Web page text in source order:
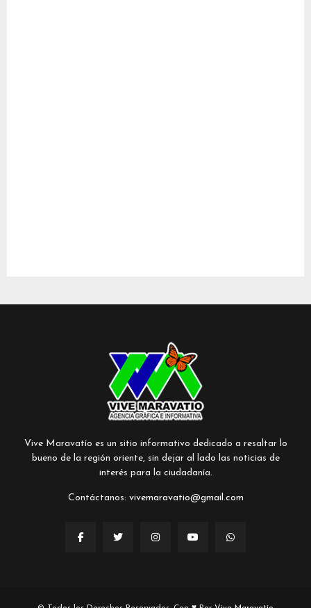
Vive Maravatío es un sitio informativo dedicado a resaltar lo
bueno de la región oriente, sin dejar al lado las noticias de
interés para la ciudadanía.
Contáctanos: vivemaravatio@gmail.com